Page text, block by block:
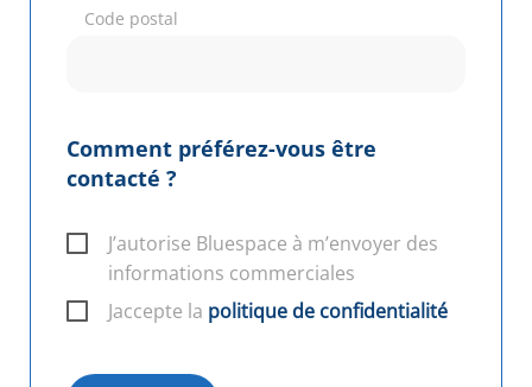
Code postal
Comment préférez-vous être
contacté ?
J’autorise Bluespace à m’envoyer des
informations commerciales
Jaccepte la politique de confidentialité